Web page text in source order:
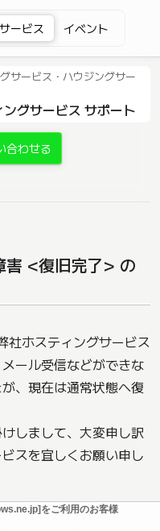
ービス イベント
サービス・ハウジングサー
グサービス サポート
合わせる
害 <復旧完了> の
ホスティングサービス
ール受信などができな
、現在は通常状態へ復
しまして、大変申し訳
スを宜しくお願い申し
をご利用のお客様